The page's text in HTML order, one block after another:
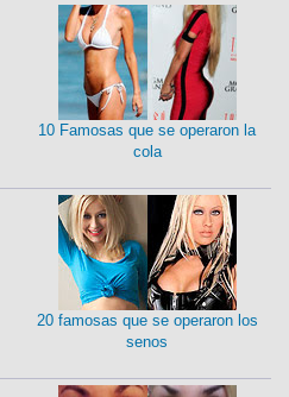
10 Famosas que se operaron la
cola
20 famosas que se operaron los
senos